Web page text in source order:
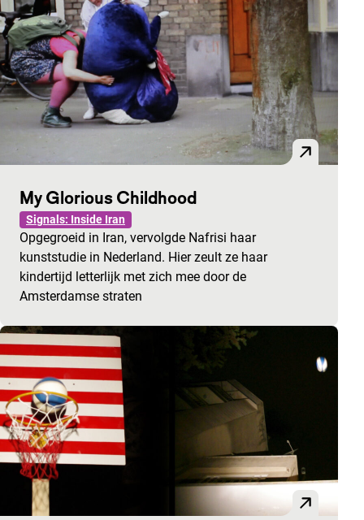
My Glorious Childhood
Signals: Inside Iran
Opgegroeid in Iran, vervolgde Nafrisi haar
kunststudie in Nederland. Hier zeult ze haar
kindertijd letterlijk met zich mee door de
Amsterdamse straten